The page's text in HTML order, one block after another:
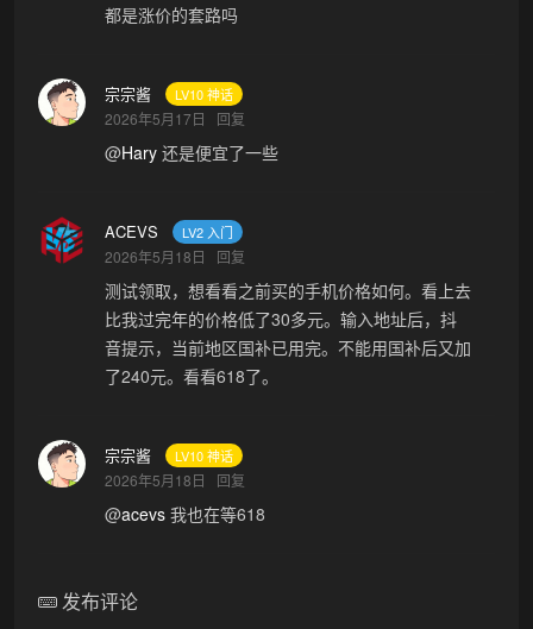
都是涨价的套路吗
宗宗酱 LV10 神话
2026年5月17日 回复
@Hary 还是便宜了一些
ACEVS LV2 入门
2026年5月18日 回复
测试领取，想看看之前买的手机价格如何。看上去
比我过完年的价格低了30多元。输入地址后，抖
音提示，当前地区国补已用完。不能用国补后又加
了240元。看看618了。
宗宗酱 LV10 神话
2026年5月18日 回复
@acevs 我也在等618
发布评论